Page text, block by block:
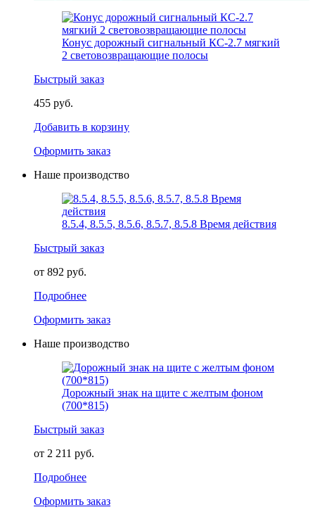
Конус дорожный сигнальный КС-2.7 мягкий
2 световозвращающие полосы
Быстрый заказ
455 руб.
Добавить в корзину
Оформить заказ
Наше производство
8.5.4, 8.5.5, 8.5.6, 8.5.7, 8.5.8 Время действия
Быстрый заказ
от 892 руб.
Подробнее
Оформить заказ
Наше производство
Дорожный знак на щите с желтым фоном
(700*815)
Быстрый заказ
от 2 211 руб.
Подробнее
Оформить заказ